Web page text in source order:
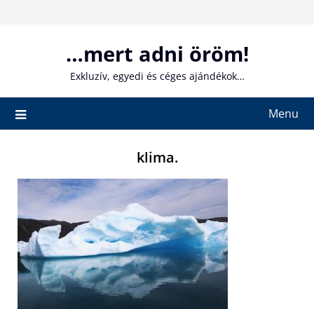
…mert adni öröm!
Exkluzív, egyedi és céges ajándékok…
Menu
klima.